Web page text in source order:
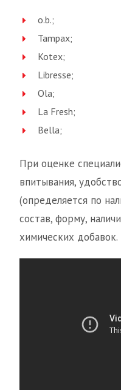
o.b.;
Tampax;
Kotex;
Libresse;
Ola;
La Fresh;
Bella;
При оценке
впитывания,
(определяется по
состав, форму,
химических добавок.